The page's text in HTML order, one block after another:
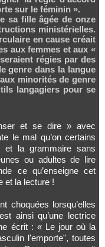
sur le féminin ».
sa fille âgée de onze
ministérielles.
en cause créait
aux femmes et aux «
régies par des
genre dans la langue
minorités de genre
langagiers pour se
et se dire » avec
le mal qu’on certains
et la grammaire sans
ou adultes de lire
ce qu’enseigne cet
et la lecture !
choquées lorsqu’elles
ainsi qu’une lectrice
écrit : « Le jour où la
l'emporte", toutes